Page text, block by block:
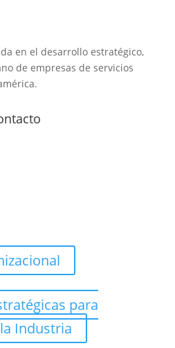
en el desarrollo estratégico,
de empresas de servicios
para
Industria